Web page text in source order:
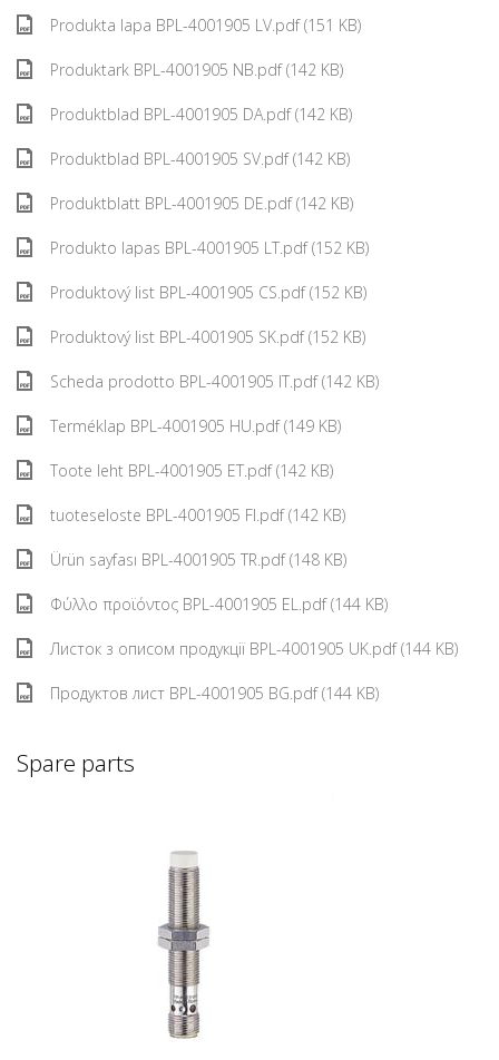
Produkta lapa BPL-4001905 LV.pdf (151 KB)
Produktark BPL-4001905 NB.pdf (142 KB)
Produktblad BPL-4001905 DA.pdf (142 KB)
Produktblad BPL-4001905 SV.pdf (142 KB)
Produktblatt BPL-4001905 DE.pdf (142 KB)
Produkto lapas BPL-4001905 LT.pdf (152 KB)
Produktový list BPL-4001905 CS.pdf (152 KB)
Produktový list BPL-4001905 SK.pdf (152 KB)
Scheda prodotto BPL-4001905 IT.pdf (142 KB)
Terméklap BPL-4001905 HU.pdf (149 KB)
Toote leht BPL-4001905 ET.pdf (142 KB)
tuoteseloste BPL-4001905 FI.pdf (142 KB)
Ürün sayfası BPL-4001905 TR.pdf (148 KB)
Φύλλο προϊόντος BPL-4001905 EL.pdf (144 KB)
Листок з описом продукції BPL-4001905 UK.pdf (144 KB)
Продуктов лист BPL-4001905 BG.pdf (144 KB)
Spare parts